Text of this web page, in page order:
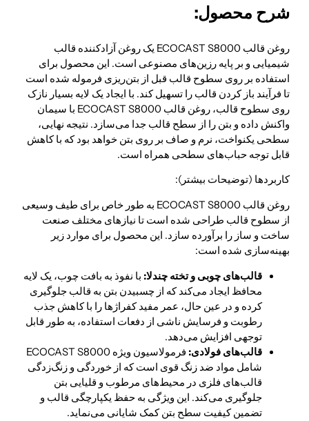
شرح محصول:
روغن قالب ECOCAST S8000 یک روغن آزادکننده قالب
شیمیایی و بر پایه رزین‌های مصنوعی است. این محصول برای
استفاده بر روی سطوح قالب قبل از بتن‌ریزی فرموله شده است
تا فرآیند باز کردن قالب را تسهیل کند. با ایجاد یک لایه بسیار نازک
روی سطوح قالب، روغن قالب ECOCAST S8000 با سیمان
واکنش داده و بتن را از سطح قالب جدا می‌سازد. نتیجه نهایی،
سطحی یکنواخت، نرم و صاف بر روی بتن خواهد بود که با کاهش
قابل توجه حباب‌های سطحی همراه است.
کاربردها (توضیحات بیشتر):
روغن قالب ECOCAST S8000 به طور خاص برای طیف وسیعی
از سطوح قالب طراحی شده است تا نیازهای مختلف صنعت
ساخت و ساز را برآورده سازد. این محصول برای موارد زیر
بهینه‌سازی شده است:
قالب‌های چوبی و تخته چندلا: با نفوذ به بافت چوب، یک لایه
محافظ ایجاد می‌کند که از چسبیدن بتن به قالب جلوگیری
کرده و در عین حال، عمر مفید کفراژها را با کاهش جذب
رطوبت و فرسایش ناشی از دفعات استفاده، به طور قابل
توجهی افزایش می‌دهد.
قالب‌های فولادی:
فرمولاسیون ویژه ECOCAST S8000
شامل مواد ضد زنگ قوی است که از خوردگی و زنگ‌زدگی
قالب‌های فلزی در محیط‌های مرطوب و قلیایی بتن
جلوگیری می‌کند. این ویژگی به حفظ یکپارچگی قالب و
تضمین کیفیت سطح بتن کمک شایانی می‌نماید.